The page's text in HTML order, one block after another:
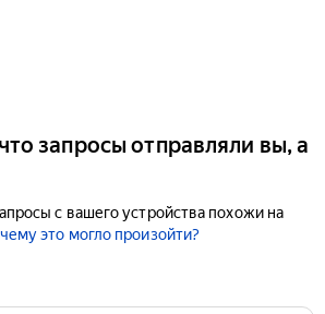
запросы отправляли вы, а
с вашего устройства похожи на
это могло произойти?